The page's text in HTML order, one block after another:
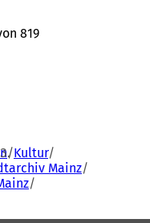
819
Kultur
Mainz